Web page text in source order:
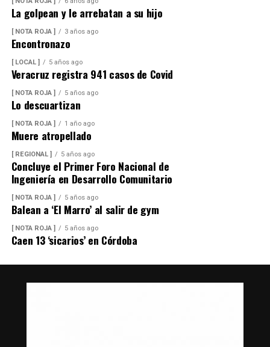
La golpean y le arrebatan a su hijo
[ NOTA ROJA ] 3 años ago
Encontronazo
[ LOCAL ] 5 años ago
Veracruz registra 941 casos de Covid
[ NOTA ROJA ] 5 años ago
Lo descuartizan
[ NOTA ROJA ] 1 año ago
Muere atropellado
[ REGIONAL ] 5 años ago
Concluye el Primer Foro Nacional de
Ingeniería en Desarrollo Comunitario
[ NOTA ROJA ] 5 años ago
Balean a ‘El Marro’ al salir de gym
[ NOTA ROJA ] 5 años ago
Caen 13 ‘sicarios’ en Córdoba